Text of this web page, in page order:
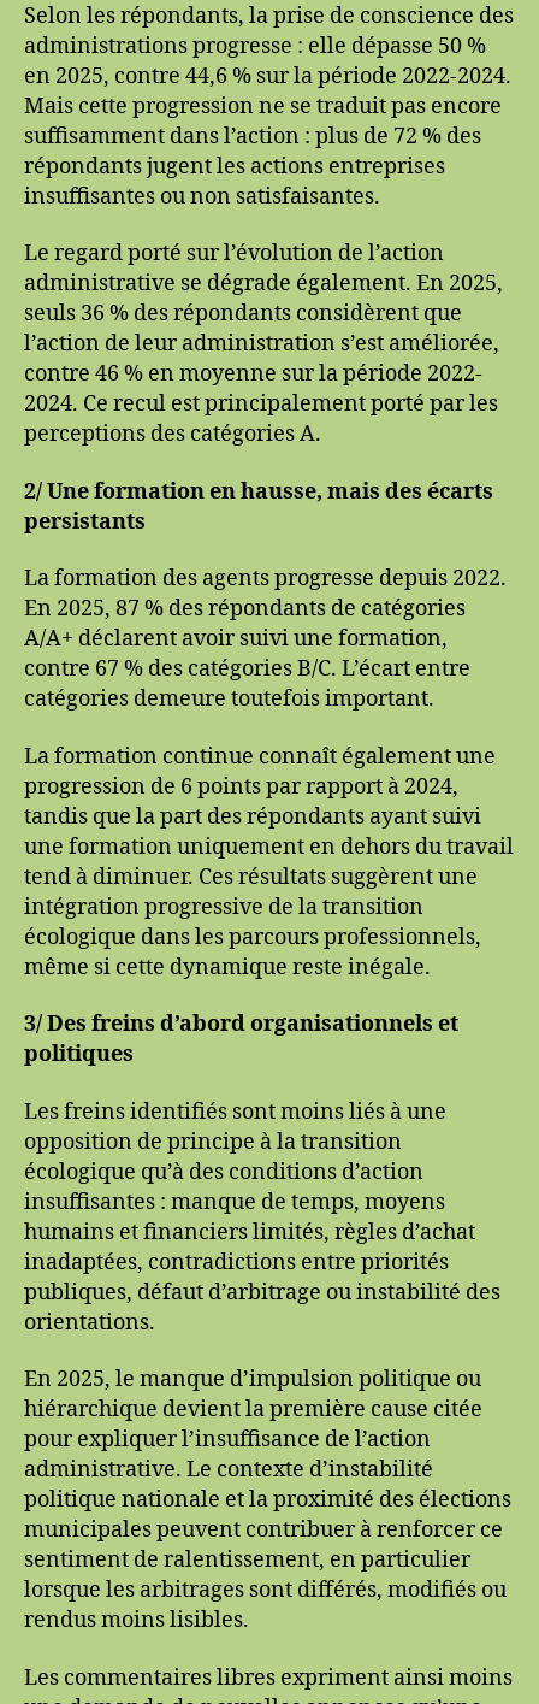
Selon les répondants, la prise de conscience des
administrations progresse : elle dépasse 50 %
en 2025, contre 44,6 % sur la période 2022-2024.
Mais cette progression ne se traduit pas encore
suffisamment dans l’action : plus de 72 % des
répondants jugent les actions entreprises
insuffisantes ou non satisfaisantes.
Le regard porté sur l’évolution de l’action
administrative se dégrade également. En 2025,
seuls 36 % des répondants considèrent que
l’action de leur administration s’est améliorée,
contre 46 % en moyenne sur la période 2022-
2024. Ce recul est principalement porté par les
perceptions des catégories A.
2/ Une formation en hausse, mais des écarts
persistants
La formation des agents progresse depuis 2022.
En 2025, 87 % des répondants de catégories
A/A+ déclarent avoir suivi une formation,
contre 67 % des catégories B/C. L’écart entre
catégories demeure toutefois important.
La formation continue connaît également une
progression de 6 points par rapport à 2024,
tandis que la part des répondants ayant suivi
une formation uniquement en dehors du travail
tend à diminuer. Ces résultats suggèrent une
intégration progressive de la transition
écologique dans les parcours professionnels,
même si cette dynamique reste inégale.
3/ Des freins d’abord organisationnels et
politiques
Les freins identifiés sont moins liés à une
opposition de principe à la transition
écologique qu’à des conditions d’action
insuffisantes : manque de temps, moyens
humains et financiers limités, règles d’achat
inadaptées, contradictions entre priorités
publiques, défaut d’arbitrage ou instabilité des
orientations.
En 2025, le manque d’impulsion politique ou
hiérarchique devient la première cause citée
pour expliquer l’insuffisance de l’action
administrative. Le contexte d’instabilité
politique nationale et la proximité des élections
municipales peuvent contribuer à renforcer ce
sentiment de ralentissement, en particulier
lorsque les arbitrages sont différés, modifiés ou
rendus moins lisibles.
Les commentaires libres expriment ainsi moins